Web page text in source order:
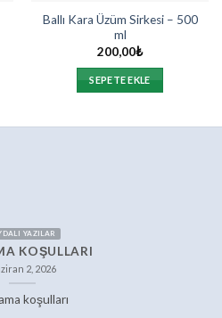
Ballı Kara Üzüm Sirkesi – 500
ml
200,00₺
SEPETE EKLE
YAZILAR
KOŞULLARI
2, 2026
koşulları